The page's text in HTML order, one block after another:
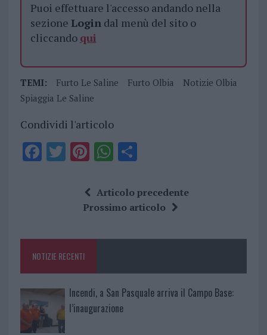
Puoi effettuare l'accesso andando nella
sezione Logindal menù del sito o
cliccando qui
TEMI: Furto Le Saline Furto Olbia
Notizie Olbia
Spiaggia Le Saline
Condividi l'articolo
F
o
k
T Pi
te
re
W
at
s
p
S
a
re
Articolo precedente
Prossimo articolo
NOTIZIE RECENTI
Incendi, a San Pasquale arriva il Campo Base:
l’inaugurazione